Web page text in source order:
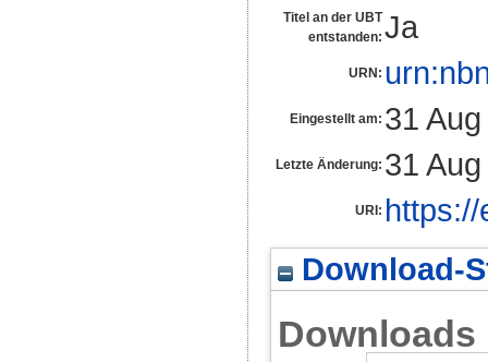
Titel an der UBT
entstanden: Ja
URN:
Eingestellt am: 31
Letzte Änderung: 31
URI:
Download-
Downloads